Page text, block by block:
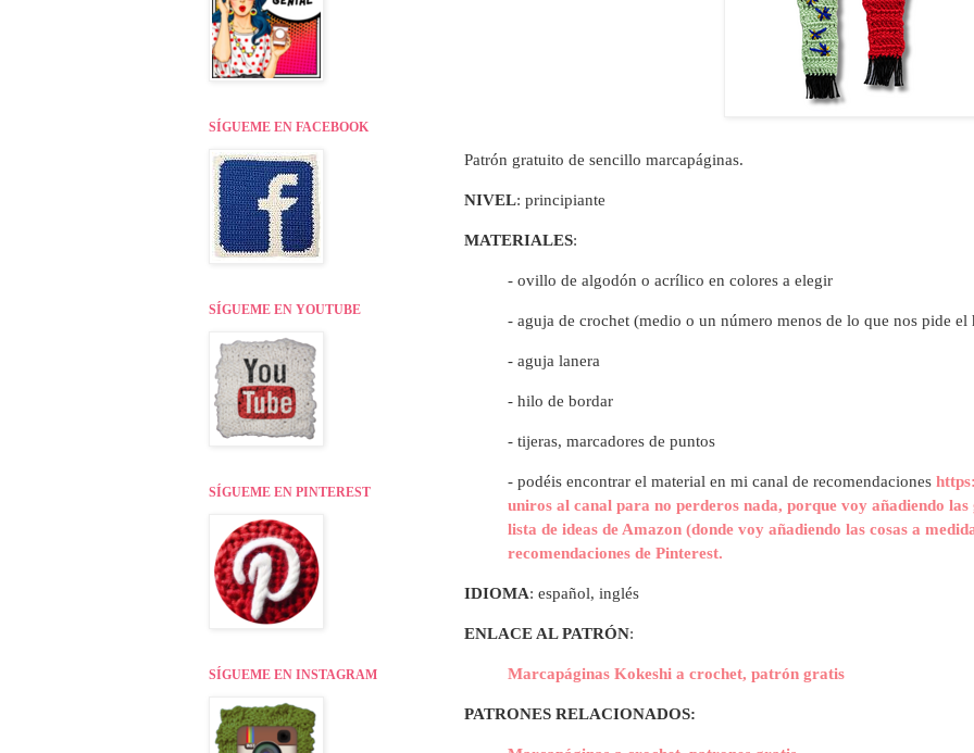
Patrón gratuito de sencillo marcapáginas.
NIVEL: principiante
MATERIALES:
- ovillo de algodón o acrílico en colores a elegir
- aguja de crochet (medio o un número menos de lo que nos pide el
- aguja lanera
- hilo de bordar
- tijeras, marcadores de puntos
- podéis encontrar el material en mi canal de recomendaciones
uniros al canal para no perderos nada, porque voy añadiendo
lista de ideas de Amazon (donde voy añadiendo las cosas a
recomendaciones de Pinterest.
IDIOMA: español, inglés
ENLACE AL PATRÓN:
Marcapáginas Kokeshi a crochet, patrón gratis
PATRONES RELACIONADOS:
SÍGUEME EN FACEBOOK
SÍGUEME EN YOUTUBE
SÍGUEME EN PINTEREST
SÍGUEME EN INSTAGRAM